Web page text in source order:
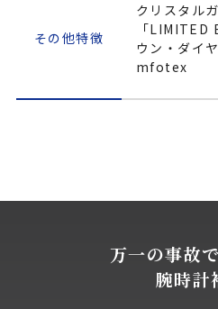
その他特徴
クリスタル
「LIMITED
ウン・ダイ
mfotex
万一の事故
腕時計